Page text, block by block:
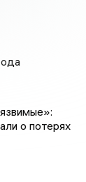
о потерях